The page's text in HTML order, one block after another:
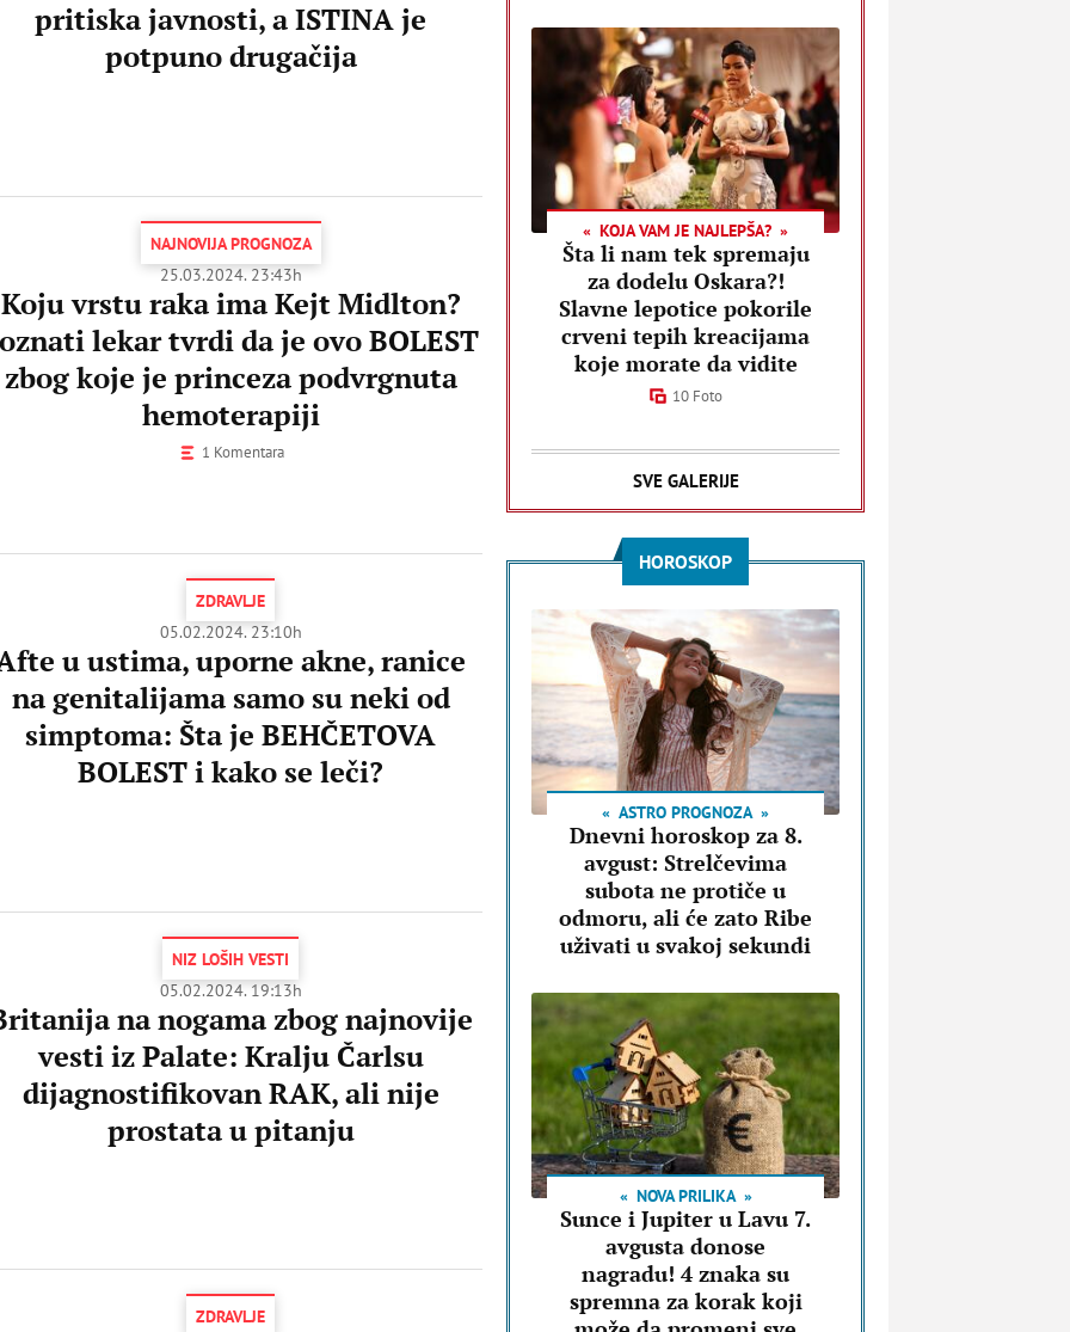
pritiska javnosti, a ISTINA je
potpuno drugačija
NAJNOVIJA PROGNOZA
25.03.2024. 23:43h
Koju vrstu raka ima Kejt Midlton?
lekar tvrdi da je ovo BOLEST
zbog koje je princeza podvrgnuta
hemoterapiji
1 Komentara
ZDRAVLJE
05.02.2024. 23:10h
u ustima, uporne akne, ranice
na genitalijama samo su neki od
simptoma: Šta je BEHČETOVA
BOLEST i kako se leči?
NIZ LOŠIH VESTI
05.02.2024. 19:13h
na nogama zbog najnovije
vesti iz Palate: Kralju Čarlsu
dijagnostifikovan RAK, ali nije
prostata u pitanju
ZDRAVLJE
KOJA VAM JE NAJLEPŠA?
Šta li nam tek spremaju
za dodelu Oskara?!
Slavne lepotice pokorile
crveni tepih kreacijama
koje morate da vidite
10 Foto
SVE GALERIJE
HOROSKOP
ASTRO PROGNOZA
Dnevni horoskop za 8.
avgust: Strelčevima
subota ne protiče u
odmoru, ali će zato Ribe
uživati u svakoj sekundi
NOVA PRILIKA
Sunce i Jupiter u Lavu 7.
avgusta donose
nagradu! 4 znaka su
spremna za korak koji